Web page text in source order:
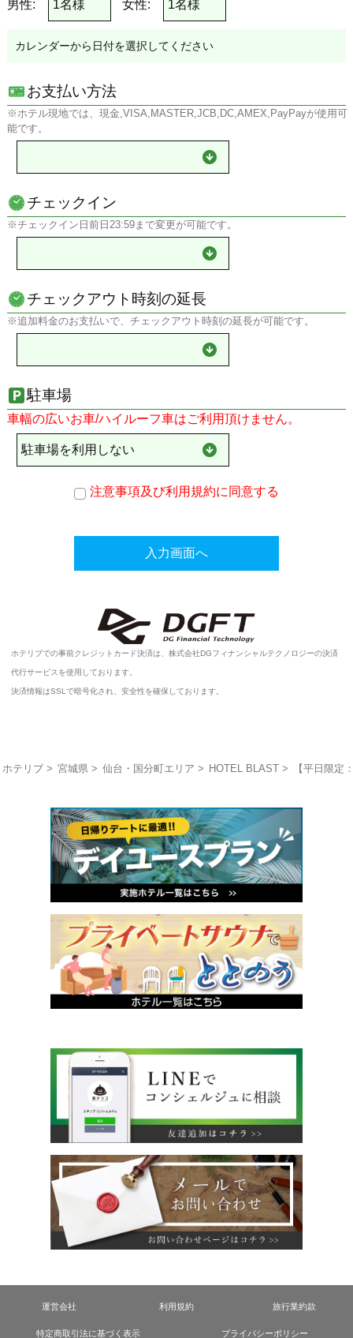
男性: 女性:
カレンダーから日付を選択してください
お支払い方法
※ホテル現地では、現金,VISA,MASTER,JCB,DC,AMEX,PayPayが使用可
能です。
チェックイン
※チェックイン日前日23:59まで変更が可能です。
チェックアウト時刻の延長
※追加料金のお支払いで、チェックアウト時刻の延長が可能です。
駐車場
車幅の広いお車/ハイルーフ車はご利用頂けません。
注意事項及び利用規約に同意する
ホテリブでの事前クレジットカード決済は、株式会社DGフィナンシャルテクノロジーの決済
代行サービスを使用しております。
決済情報はSSLで暗号化され、安全性を確保しております。
ホテリブ 宮城県 仙台・国分町エリア HOTEL BLAST 【平日限
運営会社 利用規約 旅行業約款
特定商取引法に基づく表示 プライバシーポリシー